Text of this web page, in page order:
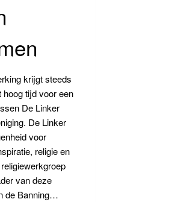
krijgt steeds
tijd voor een
De Linker
De Linker
voor
religie en
van deze
de Banning…